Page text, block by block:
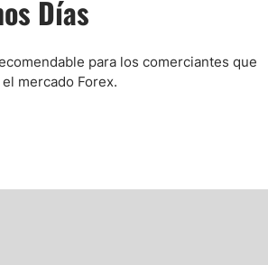
500 Hoy
Días
para los comerciantes que
mercado Forex.